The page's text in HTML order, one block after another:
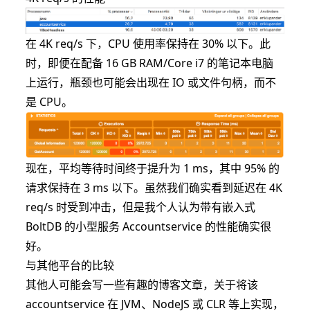
在 4K req/s 下，CPU 使用率保持在 30% 以下。此
时，即便在配备 16 GB RAM/Core i7 的笔记本电脑
上运行，瓶颈也可能会出现在 IO 或文件句柄，而不
是 CPU。
现在，平均等待时间终于提升为 1 ms，其中 95% 的
请求保持在 3 ms 以下。虽然我们确实看到延迟在 4K
req/s 时受到冲击，但是我个人认为带有嵌入式
BoltDB 的小型服务 Accountservice 的性能确实很
好。
与其他平台的比较
其他人可能会写一些有趣的博客文章，关于将该
accountservice 在 JVM、NodeJS 或 CLR 等上实现，